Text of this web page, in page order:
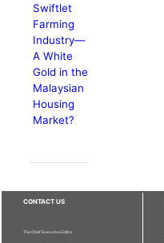
Swiftlet
Farming
Industry—
A White
Gold in the
Malaysian
Housing
Market?
CONTACT US
The Chief Executive Editor